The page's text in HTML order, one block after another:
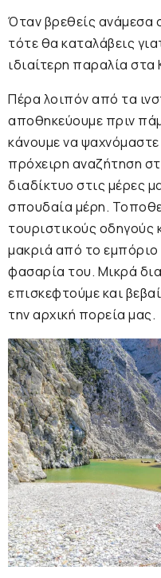
Όταν βρεθείς ανάμεσα
τότε θα καταλάβεις
ιδιαίτερη παραλία στα
Πέρα λοιπόν από τα
αποθηκεύουμε πριν
κάνουμε να
πρόχειρη αναζήτηση
διαδίκτυο στις μέρες
σπουδαία μέρη.
τουριστικούς οδηγούς
μακριά από το εμπόριο
φασαρία του. Μικρά
επισκεφτούμε και
την αρχική πορεία μας.